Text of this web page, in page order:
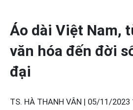
Áo dài Việt Nam,
văn hóa đến đời
đại
TS. HÀ THANH VÂN | 05/11/2023